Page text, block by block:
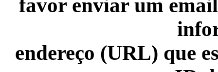
favor enviar um
endereço (URL) que